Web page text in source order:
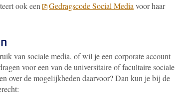
ook een Gedragscode Social Media voor haar
van sociale media, of wil je een corporate account
voor een van de universitaire of facultaire sociale
over de mogelijkheden daarvoor? Dan kun je bij de